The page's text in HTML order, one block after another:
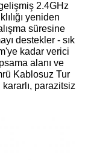
2.4GHz
yeniden
süresine
destekler - sık
kadar verici
alanı ve
Kablosuz Tur
parazitsiz